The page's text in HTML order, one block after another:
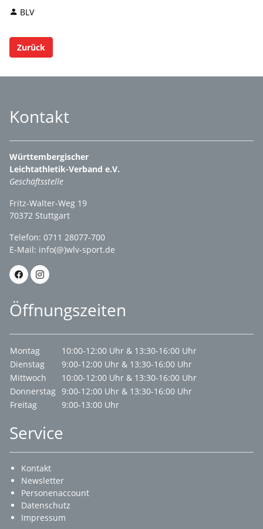
BLV
Zurück
Kontakt
Württembergischer
Leichtathletik-Verband e.V.
Geschäftsstelle
Fritz-Walter-Weg 19
70372 Stuttgart
Telefon: 0711 28077-700
E-Mail: info(@)wlv-sport.de
Öffnungszeiten
Montag
10:00-12:00 Uhr & 13:30-16:00 Uhr
Dienstag
9:00-12:00 Uhr & 13:30-16:00 Uhr
Mittwoch
10:00-12:00 Uhr & 13:30-16:00 Uhr
Donnerstag 9:00-12:00 Uhr & 13:30-16:00 Uhr
Freitag
9:00-13:00 Uhr
Service
Kontakt
Newsletter
Personenaccount
Datenschutz
Impressum